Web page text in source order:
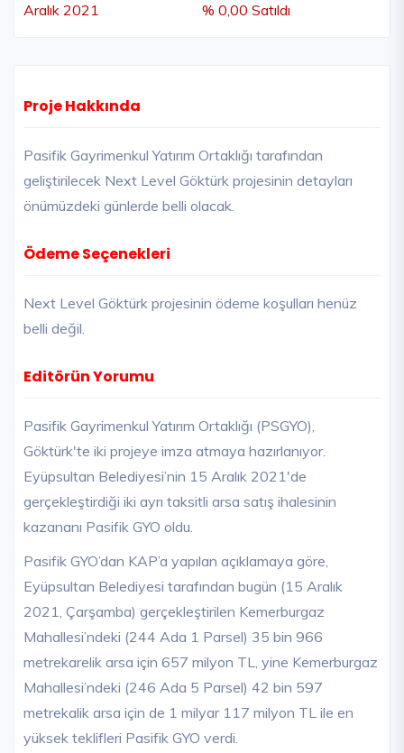
Aralık 2021
% 0,00 Satıldı
Proje Hakkında
Pasifik Gayrimenkul Yatırım Ortaklığı tarafından
geliştirilecek Next Level Göktürk projesinin detayları
önümüzdeki günlerde belli olacak.
Ödeme Seçenekleri
Next Level Göktürk projesinin ödeme koşulları henüz
belli değil.
Editörün Yorumu
Pasifik Gayrimenkul Yatırım Ortaklığı (PSGYO),
Göktürk'te iki projeye imza atmaya hazırlanıyor.
Eyüpsultan Belediyesi’nin 15 Aralık 2021'de
gerçekleştirdiği iki ayrı taksitli arsa satış ihalesinin
kazananı Pasifik GYO oldu.
Pasifik GYO’dan KAP’a yapılan açıklamaya göre,
Eyüpsultan Belediyesi tarafından bugün (15 Aralık
2021, Çarşamba) gerçekleştirilen Kemerburgaz
Mahallesi’ndeki (244 Ada 1 Parsel) 35 bin 966
metrekarelik arsa için 657 milyon TL, yine Kemerburgaz
Mahallesi’ndeki (246 Ada 5 Parsel) 42 bin 597
metrekalik arsa için de 1 milyar 117 milyon TL ile en
yüksek teklifleri Pasifik GYO verdi.